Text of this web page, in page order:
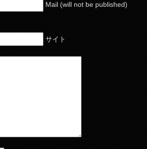
Mail (will not be published)
サイト